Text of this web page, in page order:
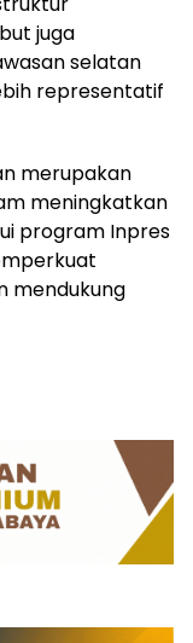
juga
selatan
representatif
merupakan
meningkatkan
program Inpres
mendukung